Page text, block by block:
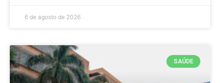
6 de agosto de 2026
SAÚDE